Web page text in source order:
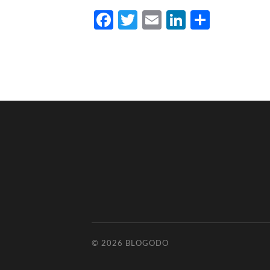
Facebook
Twitter
EmailLinkedIn
© 2026 BLOGODO